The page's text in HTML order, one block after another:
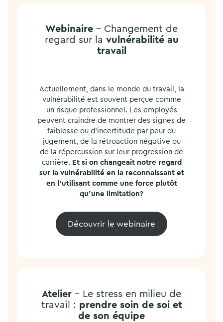
Webinaire – Changement de
regard sur la vulnérabilité au
travail
Actuellement, dans le monde du travail, la
vulnérabilité est souvent perçue comme
un risque professionnel. Les employés
peuvent craindre de montrer des signes de
faiblesse ou d’incertitude par peur du
jugement, de la rétroaction négative ou
de la répercussion sur leur progression de
carrière. Et si on changeait notre regard
sur la vulnérabilité en la reconnaissant et
en l’utilisant comme une force plutôt
qu’une limitation?
Découvrir le webinaire
Atelier – Le stress en milieu de
travail : prendre soin de soi et
de son équipe